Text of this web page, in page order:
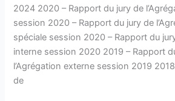
2024 2020 – Rapport du jury de
session 2020 – Rapport du jury de
spéciale session 2020 – Rapport du
interne session 2020 2019 – Rapport
l’Agrégation externe session 2019
de